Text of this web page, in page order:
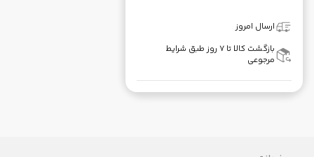
ارسال امروز
بازگشت کالا تا ۷ روز طبق شرایط
مرجوعی